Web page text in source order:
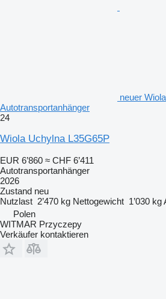
neuer
Autotransportanhänger
24
Wiola Uchylna L35G65P
EUR 6’860 ≈ CHF 6’411
Autotransportanhänger
2026
Zustand neu
Nutzlast 2’470 kg Nettogewicht 1’030 kg
Polen
WITMAR Przyczepy
Verkäufer kontaktieren